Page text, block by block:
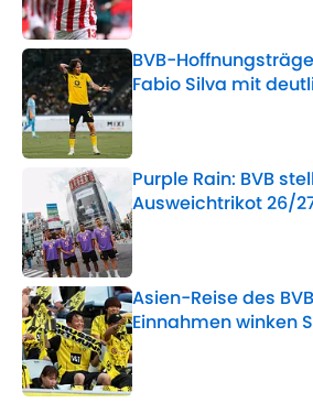
BVB-
Fabio Silva mit
Published by on Invalid
Purple Rain: BVB
Ausweichtrikot 26/
Published by on Invalid
Asien-Reise des
Einnahmen winken
Published by on Invalid